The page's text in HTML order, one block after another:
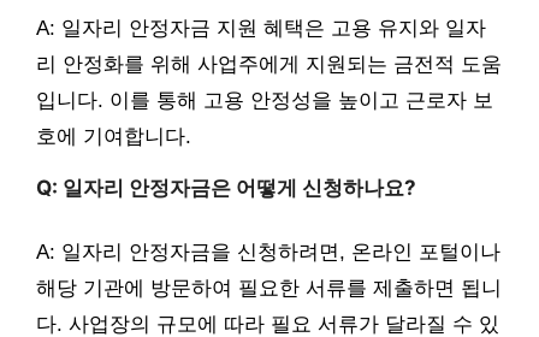
A: 일자리 안정자금 지원 혜택은 고용 유지와 일자
리 안정화를 위해 사업주에게 지원되는 금전적 도움
입니다. 이를 통해 고용 안정성을 높이고 근로자 보
호에 기여합니다.
Q: 일자리 안정자금은 어떻게 신청하나요?
A: 일자리 안정자금을 신청하려면, 온라인 포털이나
해당 기관에 방문하여 필요한 서류를 제출하면 됩니
다. 사업장의 규모에 따라 필요 서류가 달라질 수 있